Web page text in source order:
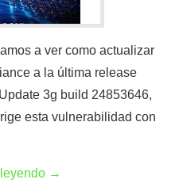
a ver como actualizar
a la última release
3g build 24853646,
esta vulnerabilidad con
→